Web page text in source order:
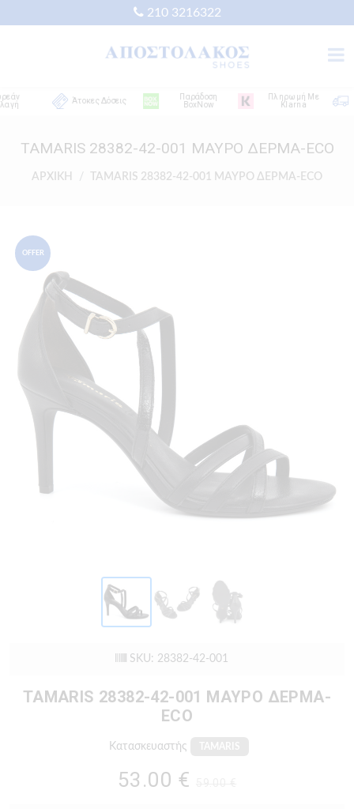
210 3216322
Άτοκες Δόσεις
Παράδοση
BoxNow
Πληρωμή Με
Klarna
TAMARIS 28382-42-001 ΜΑΥΡΟ ΔΕΡΜΑ-ECO
ΑΡΧΙΚΗ TAMARIS 28382-42-001 ΜΑΥΡΟ ΔΕΡΜΑ-ECO
OFFER
SKU: 28382-42-001
TAMARIS 28382-42-001 ΜΑΥΡΟ ΔΕΡΜΑ-
ECO
Κατασκευαστής
53.00 €